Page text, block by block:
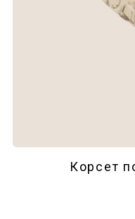
Корсет